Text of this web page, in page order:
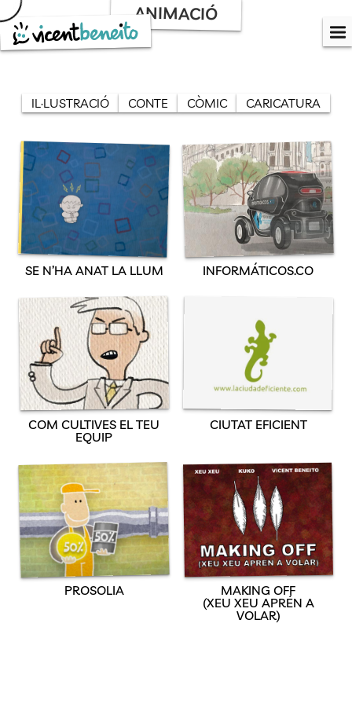
Skip
to
content
ANIMACIÓ
IL·LUSTRACIÓ CONTE CÒMIC CARICATURA
SE N’HA ANAT LA LLUM INFORMÁTICOS.CO
COM CULTIVES EL TEU
EQUIP
CIUTAT EFICIENT
PROSOLIA
MAKING OFF
(XEU XEU APRÉN A
VOLAR)